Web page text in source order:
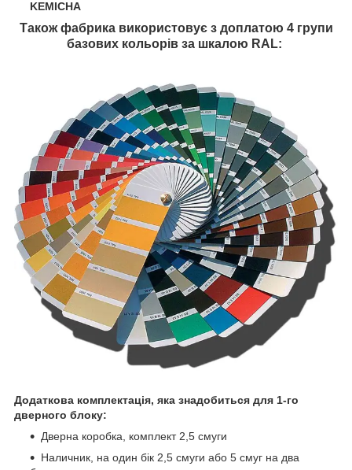
KEMICHA
Також фабрика використовує з доплатою 4 групи
базових кольорів за шкалою RAL:
Додаткова комплектація, яка знадобиться для 1-го
дверного блоку:
Дверна коробка, комплект 2,5 смуги
Наличник, на один бік 2,5 смуги або 5 смуг на два